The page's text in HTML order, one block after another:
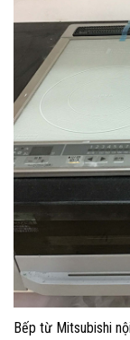
Bếp từ Mitsubishi